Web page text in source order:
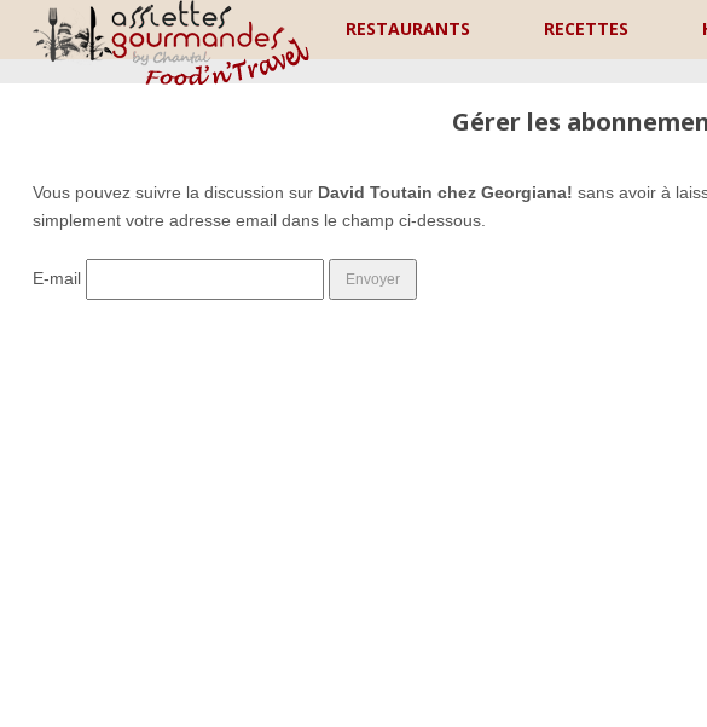
RESTAURANTS RECETTES
Gérer les
Vous pouvez suivre la discussion sur David Toutain chez Georgiana! sans avoir à
simplement votre adresse email dans le champ ci-dessous.
E-mail